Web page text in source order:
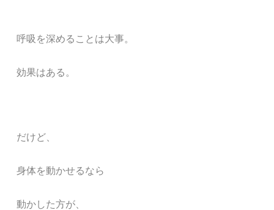
呼吸を深めることは大事。
効果はある。
だけど、
身体を動かせるなら
動かした方が、